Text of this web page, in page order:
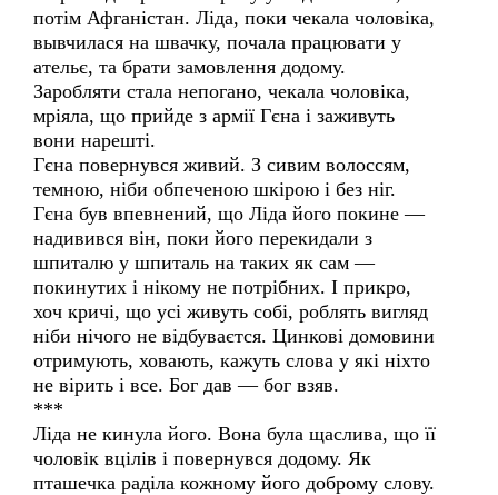
потім Афганістан. Ліда, поки чекала чоловіка,
вывчилася на швачку, почала працювати у
ательє, та брати замовлення додому.
Заробляти стала непогано, чекала чоловіка,
мріяла, що прийде з армії Гєна і заживуть
вони нарешті.
Гєна повернувся живий. З сивим волоссям,
темною, ніби обпеченою шкірою і без ніг.
Гєна був впевнений, що Ліда його покине —
надивився він, поки його перекидали з
шпиталю у шпиталь на таких як сам —
покинутих і нікому не потрібних. І прикро,
хоч кричі, що усі живуть собі, роблять вигляд
ніби нічого не відбуваєтся. Цинкові домовини
отримують, ховають, кажуть слова у які ніхто
не вірить і все. Бог дав — бог взяв.
***
Ліда не кинула його. Вона була щаслива, що її
чоловік вцілів і повернувся додому. Як
пташечка раділа кожному його доброму слову.